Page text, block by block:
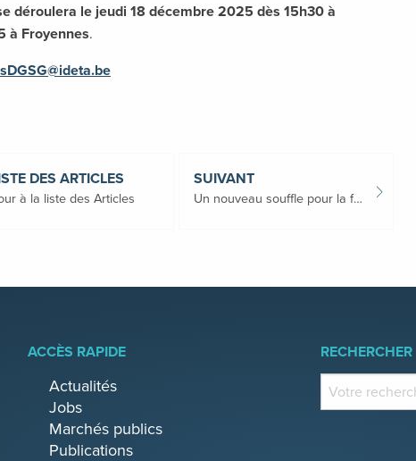
déroulera le jeudi 18 décembre 2025 dès 15h30 à
à Froyennes.
DES ARTICLES
à la liste des Articles
SUIVANT
Un nouveau souffle pour la friche des Ateliers Louis Carton à Tournai
ACCÈS RAPIDE
Actualités
Jobs
Marchés publics
Publications
RECHERCHER